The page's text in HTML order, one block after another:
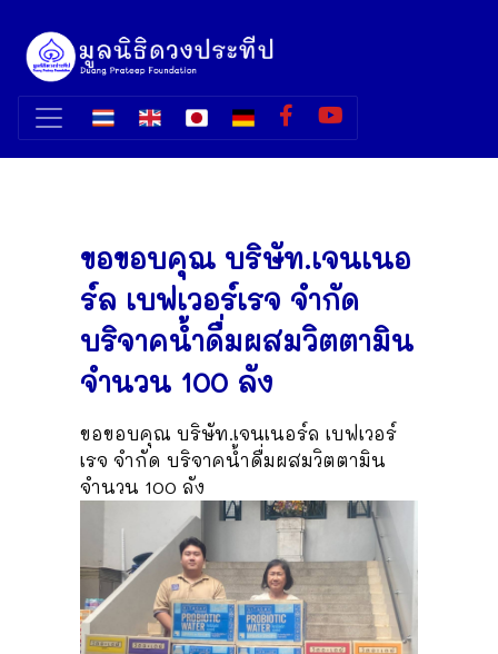
ขอขอบคุณ บริษัท.เจนเนอ
ร์ล เบฟเวอร์เรจ จำกัด
บริจาคน้ำดื่มผสมวิตตามิน
จำนวน 100 ลัง
ขอขอบคุณ บริษัท.เจนเนอร์ล เบฟเวอร์
เรจ จำกัด บริจาคน้ำดื่มผสมวิตตามิน
จำนวน 100 ลัง